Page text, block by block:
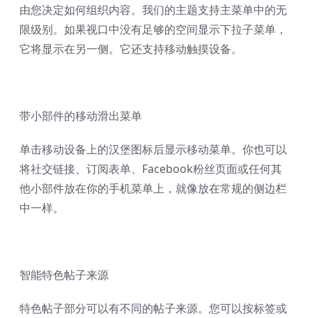
由您决定如何组织内容。我们的主题支持主菜单中的无
限级别。如果视口中没有足够的空间显示下拉子菜单，
它将显示在另一侧。它还支持移动触摸设备。
带小部件的移动滑出菜单
单击移动设备上的汉堡图标后显示移动菜单。你也可以
将社交链接、订阅表单、Facebook粉丝页面或任何其
他小部件放在你的手机菜单上，就像放在常规的侧边栏
中一样。
智能特色帖子来源
特色帖子部分可以有不同的帖子来源。您可以按标签或